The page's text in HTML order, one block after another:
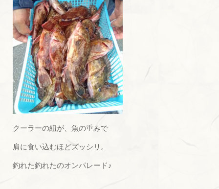
クーラーの紐が、魚の重みで
肩に食い込むほどズッシリ。
釣れた釣れたのオンパレード♪